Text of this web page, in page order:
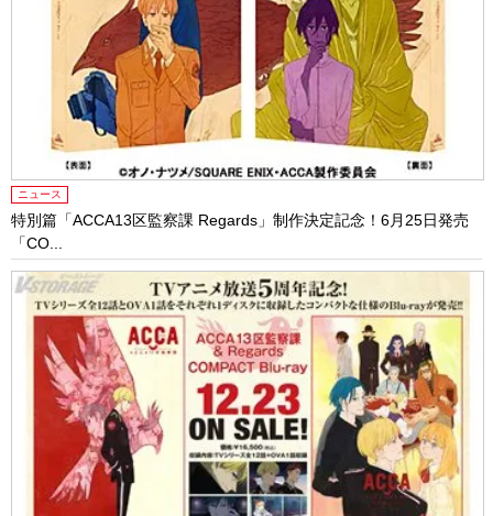
ニュース
特別篇「ACCA13区監察課 Regards」制作決定記念！6月25日発売
「CO...